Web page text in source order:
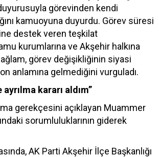
görevinden kendi
kamuoyuna duyurdu. Görev süresi
destek veren teşkilat
kurumlarına ve Akşehir halkına
görev değişikliğinin siyasi
anlamına gelmediğini vurguladı.
kararı aldım”
gerekçesini açıklayan Muammer
sorumluluklarının giderek
AK Parti Akşehir İlçe Başkanlığı